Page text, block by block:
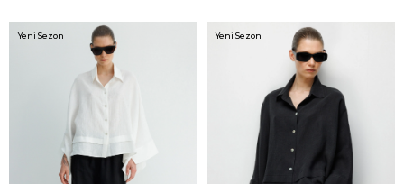
Yeni Sezon Yeni Sezon